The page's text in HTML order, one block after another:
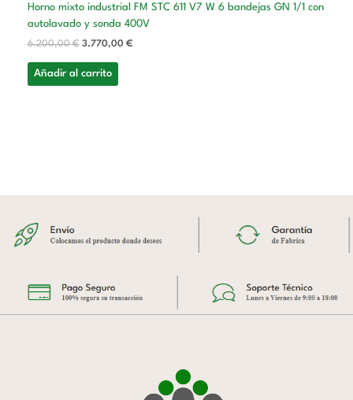
Horno mixto industrial FM STC 611 V7 W 6 bandejas GN 1/1 con
autolavado y sonda 400V
6.200,00€ 3.770,00 €
Añadir al carrito